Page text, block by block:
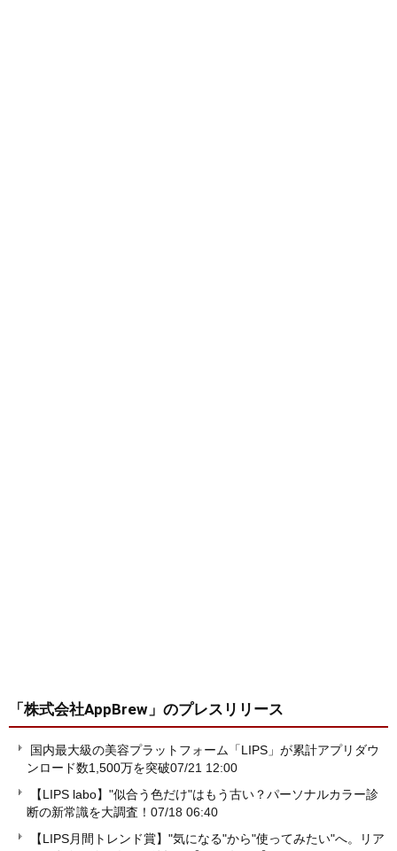
「株式会社AppBrew」 のプレスリリース
国内最大級の美容プラットフォーム「LIPS」が累計アプリダウ
ンロード数1,500万を突破07/21 12:00
【LIPS labo】"似合う色だけ"はもう古い？パーソナルカラー診
断の新常識を大調査！ 07/18 06:40
【LIPS月間トレンド賞】"気になる"から"使ってみたい"へ。リア